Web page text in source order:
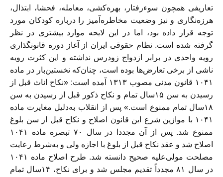
تعاریفی همچون سوءرفتار، بهره‌کشی، معامله، فحشا، ابتذال،
هرزه‌نگاری و نیز وضعیت مخاطره‌آمیز را درباره کودکان مورد
توجه قرار داده بود، اما در این لایحه موارد بیشتری در نظر
گرفته شده است. نظام حقوقی ایران از آغاز دوره قانونگذاری
رویه واحدی در برابر ازدواج زودرس نداشته و این کثرت رویه
ناشی از برخی تعارض‌ها بوده است، چنان‌که نخستین‌بار در ماده
۱۰۴۱ قانون‌ مدنی مصوب ۱۳۱۳ آمده است: «نکاح اناث قبل از
رسیدن به سن ۱۵سال تمام و نکاح ذکور قبل از رسیدن به سن
۱۸سال تمام ممنوع است.» پس از انقلاب به‌دلیل مغایرت ماده
۱۰۴۱ با موازین شرع این قانون اصلاح و نکاح قبل از سن بلوغ
ممنوع شد. پس از آن مجددا در سال ۷۰ تبصره ماده ۱۰۴۱
اصلاح شد و عقد نکاح قبل از بلوغ با اجازه ولی و به‌شرط رعایت
مصلحت مولی‌علیه صحیح دانسته شد. طرح اصلاح ماده ۱۰۴۱
در سال ۸۱ مجدداً تقدیم مجلس شد و برای نکاح، ۱۴سال تمام